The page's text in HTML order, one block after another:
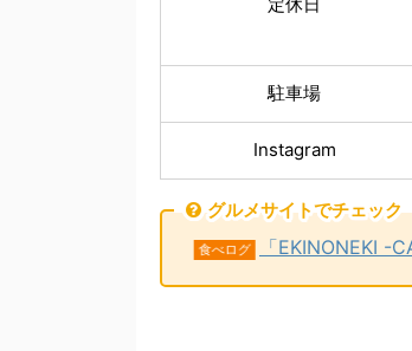
定休日
駐車場
Instagram
グルメサイトでチェック
食べログ 「EKINONEKI -